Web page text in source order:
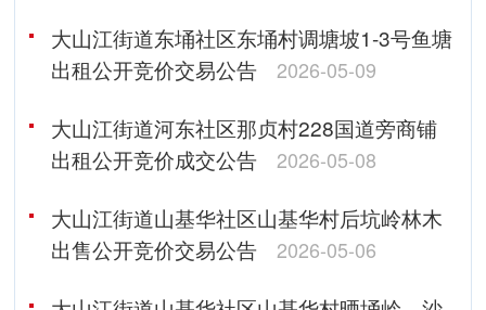
大山江街道东埇社区东埇村调塘坡1-3号鱼塘
出租公开竞价交易公告
2026-05-09
大山江街道河东社区那贞村228国道旁商铺
出租公开竞价成交公告
2026-05-08
大山江街道山基华社区山基华村后坑岭林木
出售公开竞价交易公告
2026-05-06